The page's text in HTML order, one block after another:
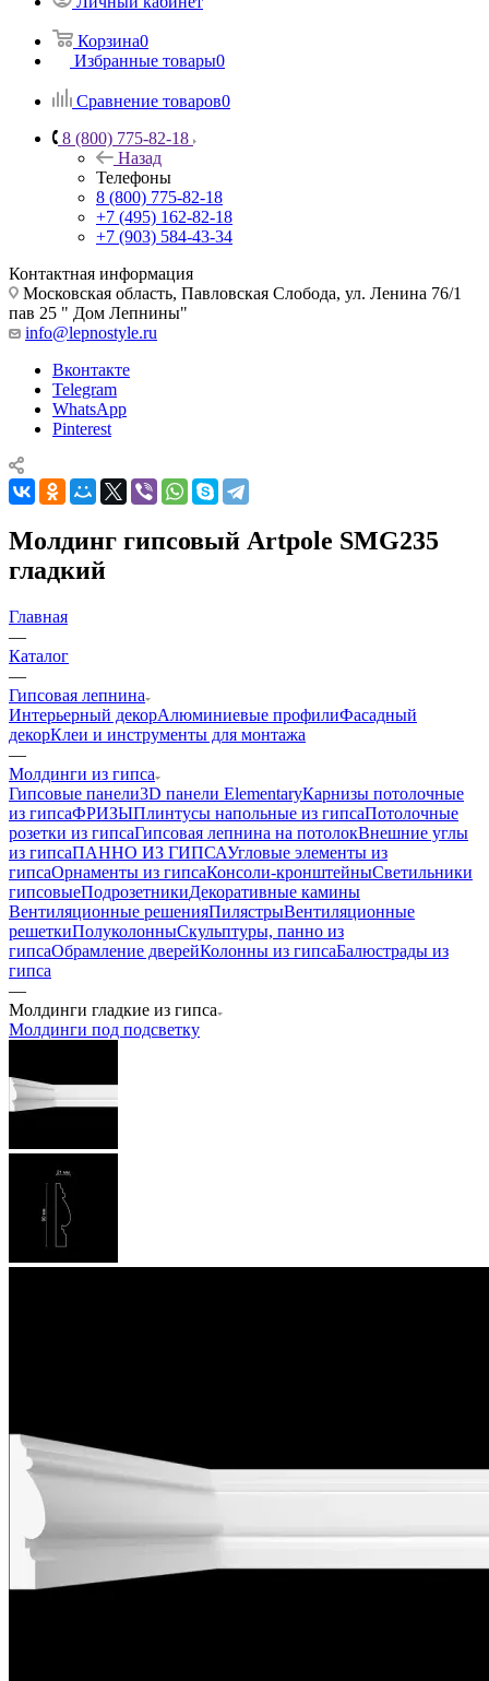
Корзина0
Избранные товары0
Сравнение товаров0
8 (800) 775-82-18
Назад
Телефоны
8 (800) 775-82-18
+7 (495) 162-82-18
+7 (903) 584-43-34
Контактная информация
Московская область, Павловская Слобода, ул. Ленина 76/1
пав 25 " Дом Лепнины"
info@lepnostyle.ru
Вконтакте
Telegram
WhatsApp
Pinterest
Молдинг гипсовый Artpole SMG235
гладкий
Главная
—
Каталог
—
Гипсовая лепнина
Интерьерный декорАлюминиевые профилиФасадный
декорКлеи и инструменты для монтажа
—
Молдинги из гипса
Гипсовые панели3D панели ElementaryКарнизы потолочные
из гипсаФРИЗЫПлинтусы напольные из гипсаПотолочные
розетки из гипсаГипсовая лепнина на потолокВнешние углы
из гипсаПАННО ИЗ ГИПСАУгловые элементы из
гипсаОрнаменты из гипсаКонсоли-кронштейныСветильники
гипсовыеПодрозетникиДекоративные камины
Вентиляционные решенияПилястрыВентиляционные
решеткиПолуколонныСкульптуры, панно из
гипсаОбрамление дверейКолонны из гипсаБалюстрады из
гипса
—
Молдинги гладкие из гипса
Молдинги под подсветку